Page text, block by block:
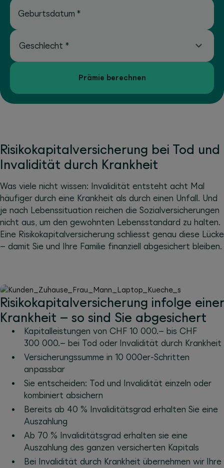
Geburtsdatum *
Geschlecht *
Prämie berechnen
Risikokapitalversicherung bei Tod und
Invalidität durch Krankheit
Was viele nicht wissen: Invalidität entsteht acht Mal
häufiger durch eine Krankheit als durch einen Unfall. Und
je nach Lebenssituation reichen die Sozialversicherungen
nicht aus, um den gewohnten Lebensstandard zu halten.
Eine Risikokapitalversicherung schliesst genau diese Lücke
– damit Sie und Ihre Familie finanziell abgesichert bleiben.
Risikokapitalversicherung infolge einer
Krankheit – so sind Sie abgesichert
Kapitalleistungen von CHF 10 000.– bis CHF
300 000.– bei Tod oder Invalidität durch Krankheit
Versicherungssumme in 10 000er-Schritten
anpassbar
Sie entscheiden: Tod und Invalidität einzeln oder
kombiniert absichern
Bereits ab 40 % Invaliditätsgrad erhalten Sie eine
Auszahlung
Ab 70 % Invaliditätsgrad erhalten sie eine
Auszahlung des ganzen versicherten Kapitals
Bei Invalidität durch Krankheit übernehmen wir Ihre